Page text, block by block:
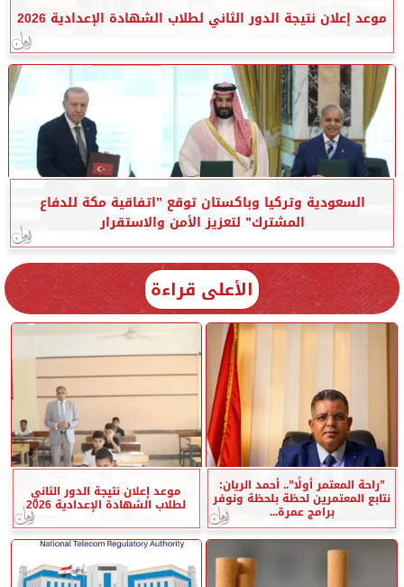
موعد إعلان نتيجة الدور الثاني لطلاب الشهادة الإعدادية 2026
السعودية وتركيا وباكستان توقع ”اتفاقية مكة للدفاع
المشترك” لتعزيز الأمن والاستقرار
الأعلى قراءة
”راحة المعتمر أولًا”.. أحمد الريان:
نتابع المعتمرين لحظة بلحظة ونوفر
برامج عمرة...
موعد إعلان نتيجة الدور الثاني
لطلاب الشهادة الإعدادية 2026